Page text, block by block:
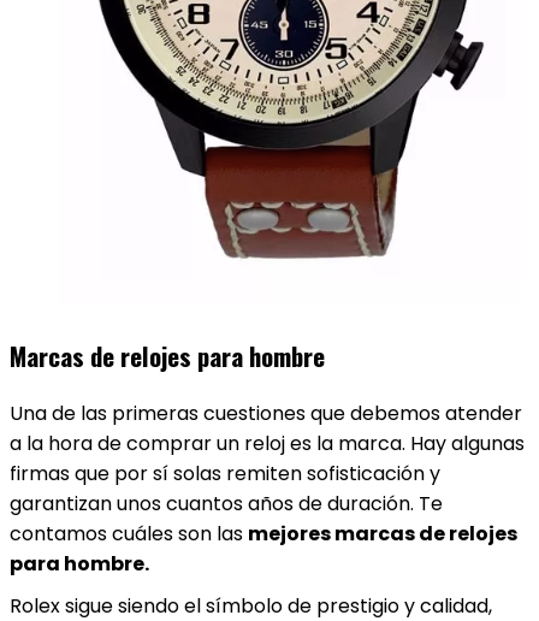
Marcas de relojes para hombre
Una de las primeras cuestiones que debemos atender
a la hora de comprar un reloj es la marca. Hay algunas
firmas que por sí solas remiten sofisticación y
garantizan unos cuantos años de duración. Te
contamos cuáles son las mejores marcas de relojes
para hombre.
Rolex sigue siendo el símbolo de prestigio y calidad,